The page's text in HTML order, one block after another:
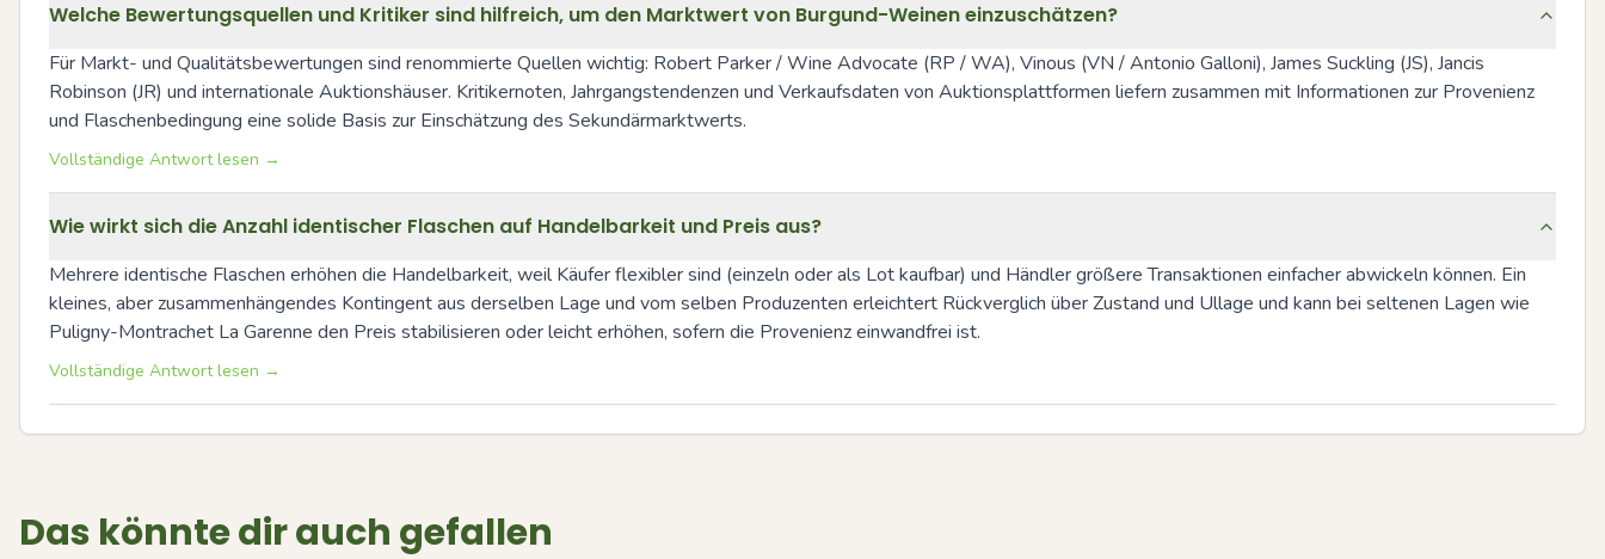
Welche Bewertungsquellen und Kritiker sind hilfreich, um den Marktwert von Burgund-Weinen einzuschätzen?
Für Markt- und Qualitätsbewertungen sind renommierte Quellen wichtig: Robert Parker / Wine Advocate (RP / WA), Vinous (VN / Antonio Galloni), James Suckling (JS), Jancis
Robinson (JR) und internationale Auktionshäuser. Kritikernoten, Jahrgangstendenzen und Verkaufsdaten von Auktionsplattformen liefern zusammen mit Informationen zur Provenienz
und Flaschenbedingung eine solide Basis zur Einschätzung des Sekundärmarktwerts.
Vollständige Antwort lesen →
Wie wirkt sich die Anzahl identischer Flaschen auf Handelbarkeit und Preis aus?
Mehrere identische Flaschen erhöhen die Handelbarkeit, weil Käufer flexibler sind (einzeln oder als Lot kaufbar) und Händler größere Transaktionen einfacher abwickeln können. Ein
kleines, aber zusammenhängendes Kontingent aus derselben Lage und vom selben Produzenten erleichtert Rückverglich über Zustand und Ullage und kann bei seltenen Lagen wie
Puligny-Montrachet La Garenne den Preis stabilisieren oder leicht erhöhen, sofern die Provenienz einwandfrei ist.
Vollständige Antwort lesen →
Das könnte dir auch gefallen